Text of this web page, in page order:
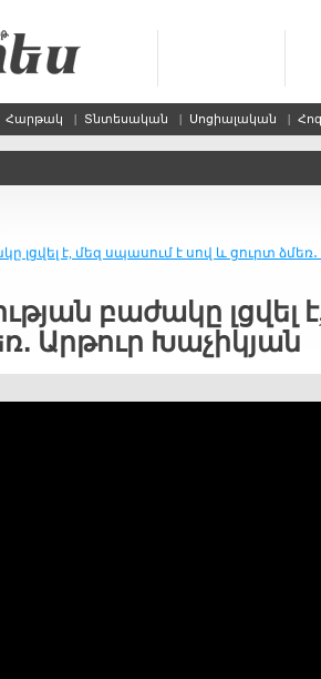
Հարթակ | Տնտեսական | Սոցիալական |
լցվել է, մեզ սպասում է սով և ցուրտ ձմեռ․
բաժակը լցվել
Արթուր Խաչիկյան